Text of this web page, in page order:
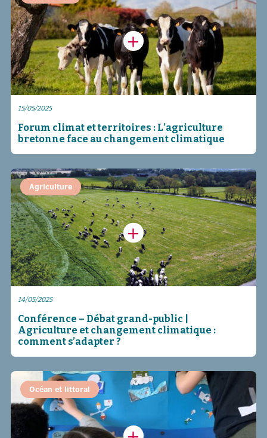
15/05/2025
Forum climat et territoires : L’agriculture
bretonne face au changement climatique
Agriculture
14/05/2025
Conférence – Débat grand-public |
Agriculture et changement climatique :
comment s’adapter ?
Océan et littoral